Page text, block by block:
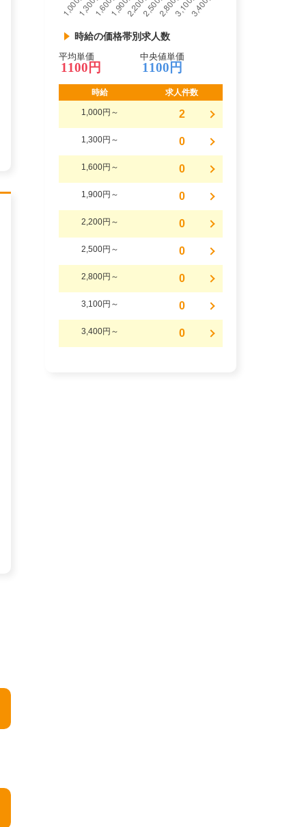
時給の価格帯別求人数
平均単価
1100円
中央値単価
1100円
時給 求人件数
1,000円～ 2
1,300円～ 0
1,600円～ 0
1,900円～ 0
2,200円～ 0
2,500円～ 0
2,800円～ 0
3,100円～ 0
3,400円～ 0